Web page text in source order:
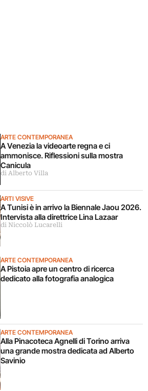
ARTE CONTEMPORANEA
A Venezia la videoarte regna e ci
ammonisce. Riflessioni sulla mostra
Canicula
di Alberto Villa
ARTI VISIVE
A Tunisi è in arrivo la Biennale Jaou 2026.
Intervista alla direttrice Lina Lazaar
di Niccolò Lucarelli
ARTE CONTEMPORANEA
A Pistoia apre un centro di ricerca
dedicato alla fotografia analogica
ARTE CONTEMPORANEA
Alla Pinacoteca Agnelli di Torino arriva
una grande mostra dedicata ad Alberto
Savinio